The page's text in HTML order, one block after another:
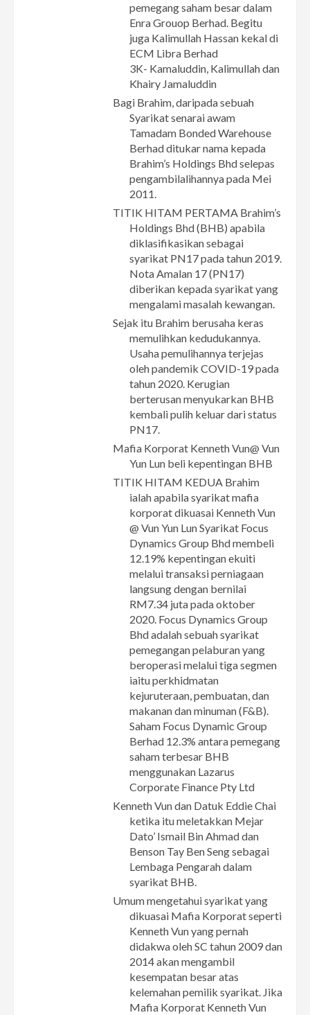
pemegang saham besar dalam
Enra Grouop Berhad. Begitu
juga Kalimullah Hassan kekal di
ECM Libra Berhad
3K- Kamaluddin, Kalimullah dan
Khairy Jamaluddin
Bagi Brahim, daripada sebuah
Syarikat senarai awam
Tamadam Bonded Warehouse
Berhad ditukar nama kepada
Brahim’s Holdings Bhd selepas
pengambilalihannya pada Mei
2011.
TITIK HITAM PERTAMA Brahim’s
Holdings Bhd (BHB) apabila
diklasifikasikan sebagai
syarikat PN17 pada tahun 2019.
Nota Amalan 17 (PN17)
diberikan kepada syarikat yang
mengalami masalah kewangan.
Sejak itu Brahim berusaha keras
memulihkan kedudukannya.
Usaha pemulihannya terjejas
oleh pandemik COVID-19 pada
tahun 2020. Kerugian
berterusan menyukarkan BHB
kembali pulih keluar dari status
PN17.
Mafia Korporat Kenneth Vun@ Vun
Yun Lun beli kepentingan BHB
TITIK HITAM KEDUA Brahim
ialah apabila syarikat mafia
korporat dikuasai Kenneth Vun
@ Vun Yun Lun Syarikat Focus
Dynamics Group Bhd membeli
12.19% kepentingan ekuiti
melalui transaksi perniagaan
langsung dengan bernilai
RM7.34 juta pada oktober
2020. Focus Dynamics Group
Bhd adalah sebuah syarikat
pemegangan pelaburan yang
beroperasi melalui tiga segmen
iaitu perkhidmatan
kejuruteraan, pembuatan, dan
makanan dan minuman (F&B).
Saham Focus Dynamic Group
Berhad 12.3% antara pemegang
saham terbesar BHB
menggunakan Lazarus
Corporate Finance Pty Ltd
Kenneth Vun dan Datuk Eddie Chai
ketika itu meletakkan Mejar
Dato’ Ismail Bin Ahmad dan
Benson Tay Ben Seng sebagai
Lembaga Pengarah dalam
syarikat BHB.
Umum mengetahui syarikat yang
dikuasai Mafia Korporat seperti
Kenneth Vun yang pernah
didakwa oleh SC tahun 2009 dan
2014 akan mengambil
kesempatan besar atas
kelemahan pemilik syarikat. Jika
Mafia Korporat Kenneth Vun